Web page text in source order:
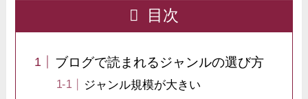
目次
ブログで読まれるジャンルの選び方
ジャンル規模が大きい